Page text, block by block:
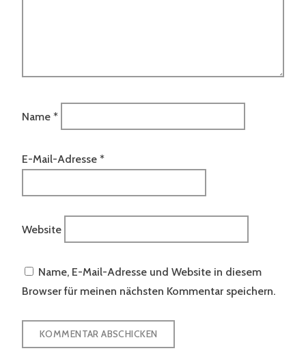
Name *
E-Mail-Adresse *
Website
Name, E-Mail-Adresse und Website in diesem
Browser für meinen nächsten Kommentar speichern.